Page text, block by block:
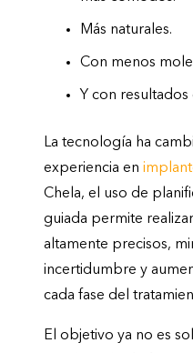
Más naturales.
Con menos
Y con
La tecnología ha
experiencia en
Chela, el uso de
guiada permite
altamente precisos,
incertidumbre y
cada fase del
El objetivo ya no es